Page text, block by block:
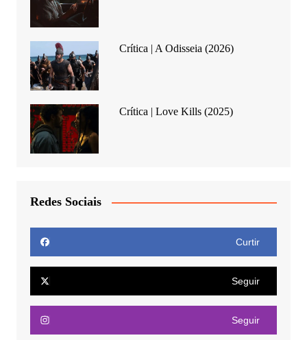
Crítica | A Odisseia (2026)
Crítica | Love Kills (2025)
Redes Sociais
Curtir
Seguir
Seguir